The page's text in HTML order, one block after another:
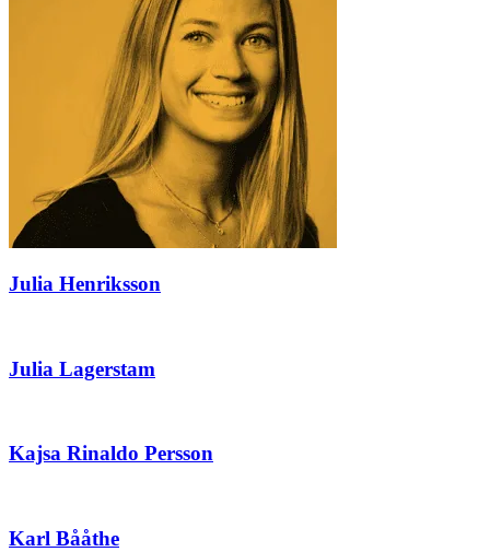
Julia Henriksson
Julia Lagerstam
Kajsa Rinaldo Persson
Karl Bååthe